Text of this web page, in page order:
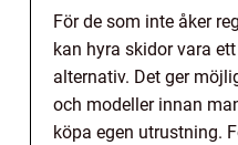
För de som inte åker
kan hyra skidor vara
alternativ. Det ger
och modeller innan
köpa egen utrustning.